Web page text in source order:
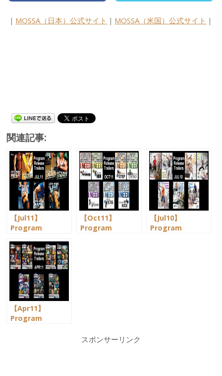
｜ MOSSA（日本）公式サイト ｜ MOSSA（米国）公式サイト ｜
関連記事:
【Jul11】
Program
【Oct11】
Program
【Jul10】
Program
【Apr11】
Program
スポンサーリンク